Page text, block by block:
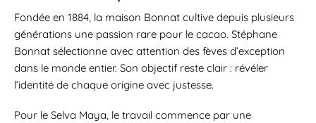
Fondée en 1884, la maison Bonnat cultive depuis plusieurs
générations une passion rare pour le cacao. Stéphane
Bonnat sélectionne avec attention des fèves d’exception
dans le monde entier. Son objectif reste clair : révéler
l’identité de chaque origine avec justesse.
Pour le Selva Maya, le travail commence par une